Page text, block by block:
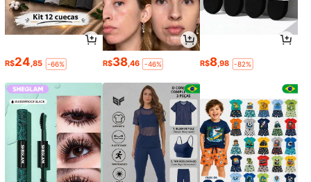
R$24,85 -66% R$38,46 -46% R$8,98 -82%